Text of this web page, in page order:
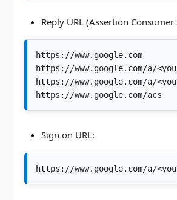
Reply URL (Assertion Consumer
https://www.google.com
https://www.google.com/a/
https://www.google.com/a/
https://www.google.com/acs
Sign on URL:
https://www.google.com/a/